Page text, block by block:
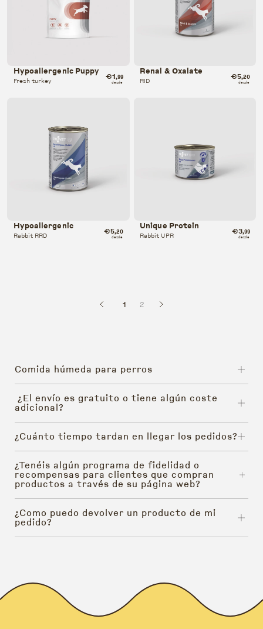
Hypoallergenic Puppy
Fresh turkey desde
€1,99
Renal & Oxalate
RID desde
€5,20
Hypoallergenic
Rabbit RRD desde
€5,20
Unique Protein
Rabbit UPR desde
€3,99
1 2
Comida húmeda para perros
¿El envío es gratuito o tiene algún coste
adicional?
¿Cuánto tiempo tardan en llegar los pedidos?
¿Tenéis algún programa de fidelidad o
recompensas para clientes que compran
productos a través de su página web?
¿Como puedo devolver un producto de mi
pedido?